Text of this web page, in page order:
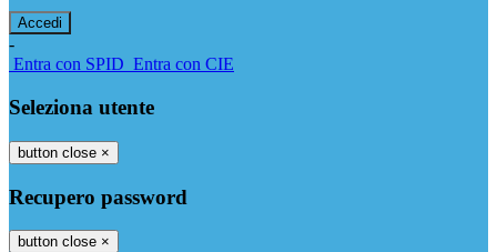
-
Entra con SPID Entra con CIE
Seleziona utente
button close ×
Recupero password
button close ×